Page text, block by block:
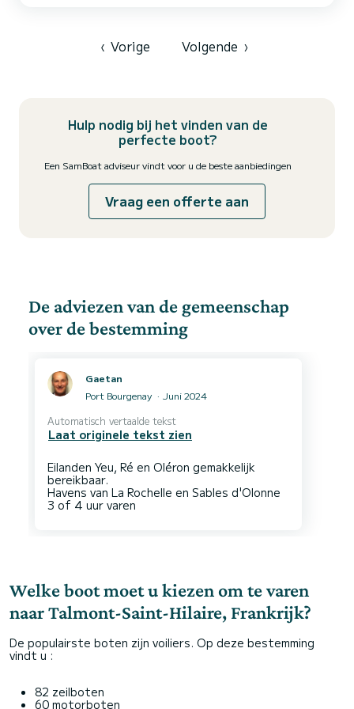
‹ Vorige Volgende ›
Hulp nodig bij het vinden van de
perfecte boot?
Een SamBoat adviseur vindt voor u de beste aanbiedingen
Vraag een offerte aan
De adviezen van de gemeenschap
over de bestemming
Gaetan
Port Bourgenay
Juni 2024
Automatisch vertaalde tekst
Laat originele tekst zien
Eilanden Yeu, Ré en Oléron gemakkelijk
bereikbaar.
Havens van La Rochelle en Sables d'Olonne
Welke boot moet u kiezen om te varen
naar Talmont-Saint-Hilaire, Frankrijk?
De populairste boten zijn voiliers. Op deze bestemming
vindt u :
82 zeilboten
60 motorboten